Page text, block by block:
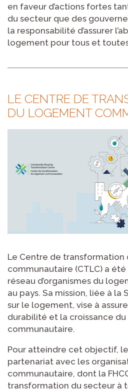
en faveur d’actions fortes
du secteur que des
la responsabilité d’assurer
logement pour tous et
LE CENTRE DE
DU LOGEMENT
Le Centre de
communautaire (CTLC) a
réseau d’organismes du
au pays. Sa mission, liée à
sur le logement, vise à
durabilité et la croissance
communautaire.
Pour atteindre cet objectif,
partenariat avec les
communautaire, dont la
transformation du secteur à